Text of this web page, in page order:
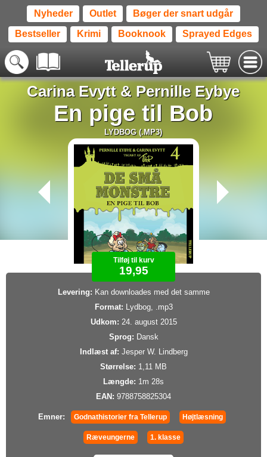
Nyheder Outlet Bøger der snart udgår
Bestseller Krimi Booknook Sprayed Edges
Carina Evytt& Pernille Eybye
En pige til Bob
LYDBOG (.MP3)
Tilføj til kurv
19,95
Levering: Kan downloades med det samme
Format: Lydbog, .mp3
Udkom: 24. august 2015
Sprog: Dansk
Indlæst af: Jesper W. Lindberg
Størrelse: 1,11 MB
Længde: 1m 28s
EAN: 9788758825304
Emner: Godnathistorier fra Tellerup Højtlæsning
Ræveungerne 1. klasse